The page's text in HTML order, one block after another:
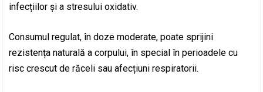
infecțiilor și a stresului oxidativ.
Consumul regulat, în doze moderate, poate sprijini
rezistența naturală a corpului, în special în perioadele cu
risc crescut de răceli sau afecțiuni respiratorii.